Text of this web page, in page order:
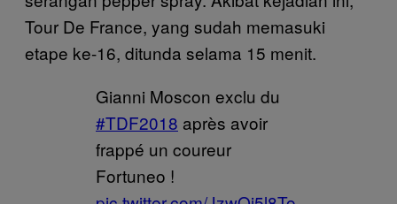
Tour De France, yang sudah memasuki
etape ke-16, ditunda selama 15 menit.
Gianni Moscon exclu du
#TDF2018 après avoir
frappé un coureur
Fortuneo !